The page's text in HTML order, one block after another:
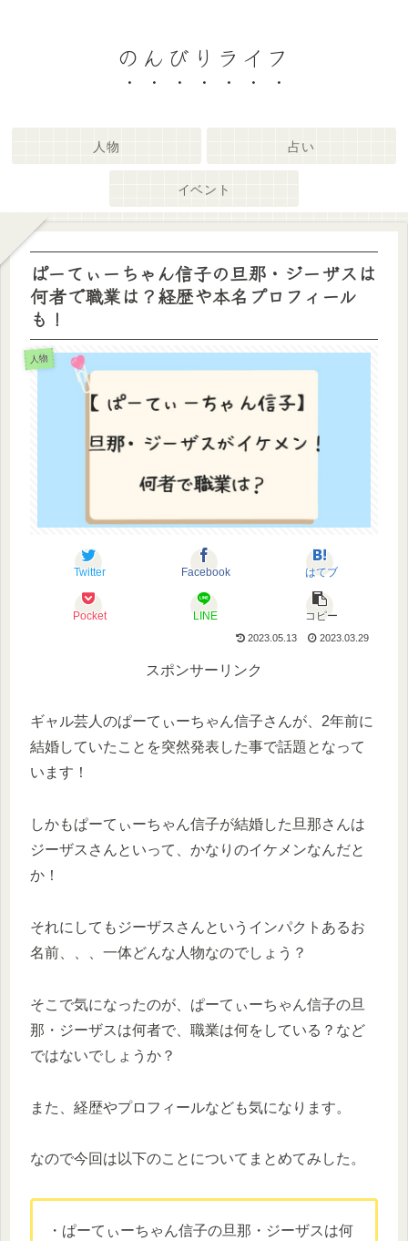
のんびりライフ
人物 占い
イベント
ぱーてぃーちゃん信子の旦那・ジーザスは
何者で職業は？経歴や本名プロフィール
も！
人物
Twitter Facebook はてブ
Pocket LINE コピー
2023.05.13 2023.03.29
スポンサーリンク
ギャル芸人のぱーてぃーちゃん信子さんが、2年前に
結婚していたことを突然発表した事で話題となって
います！
しかもぱーてぃーちゃん信子が結婚した旦那さんは
ジーザスさんといって、かなりのイケメンなんだと
か！
それにしてもジーザスさんというインパクトあるお
名前、、、一体どんな人物なのでしょう？
そこで気になったのが、ぱーてぃーちゃん信子の旦
那・ジーザスは何者で、職業は何をしている？など
ではないでしょうか？
また、経歴やプロフィールなども気になります。
なので今回は以下のことについてまとめてみした。
・ぱーてぃーちゃん信子の旦那・ジーザスは何